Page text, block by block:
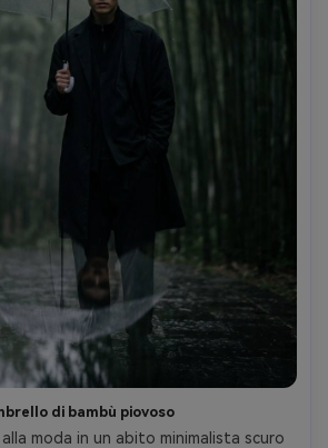
di bambù piovoso
moda in un abito minimalista scuro